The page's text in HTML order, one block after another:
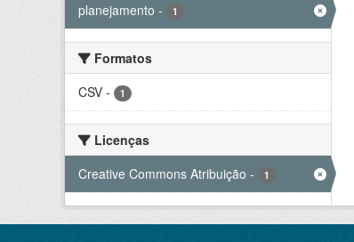
planejamento - 1
Formatos
CSV - 1
Licenças
Creative Commons Atribuição - 1